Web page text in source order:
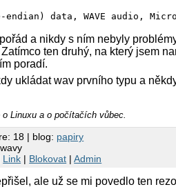
data, WAVE audio,
a nikdy s ním nebyly
ten druhý, na který jsem
poradí.
ukládat wav prvního typu a
Linuxu a o počítačích vůbec.
18 | blog: papiry
Link | Blokovat |Admin
ale už se mi povedlo ten